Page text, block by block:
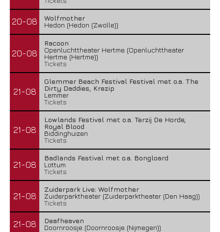
20-08
Wolfmother
Hedon (Hedon (Zwolle))
20-08
Racoon
Openluchttheater Hertme (Openluchttheater
Hertme (Hertme))
Tickets
21-08
Glemmer Beach Festival Festival met o.a. The
Dirty Daddies, Krezip
Lemmer
Tickets
21-08
Lowlands Festival met o.a. Terzij De Horde,
Royal Blood
Biddinghuizen
Tickets
21-08
Badlands Festival met o.a. Bongloard
Lottum
Tickets
21-08
Zuiderpark Live: Wolfmother
Zuiderparktheater (Zuiderparktheater (Den Haag))
Tickets
21-08
Deafheaven
Doornroosje (Doornroosje (Nijmegen))